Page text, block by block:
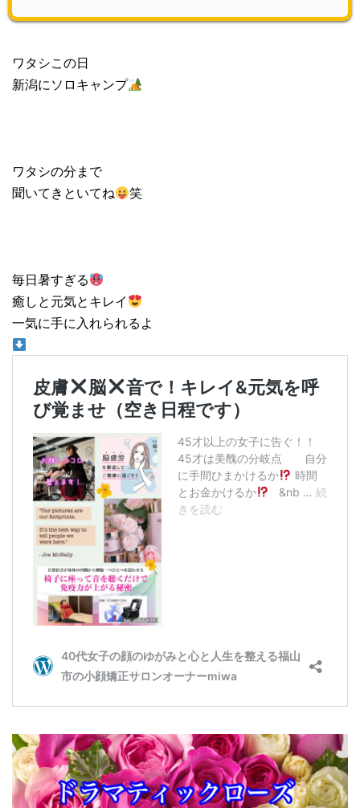
ワタシこの日
新潟にソロキャンプ
ワタシの分まで
聞いてきといてね
笑
毎日暑すぎる
癒しと元気とキレイ
一気に手に入れられるよ